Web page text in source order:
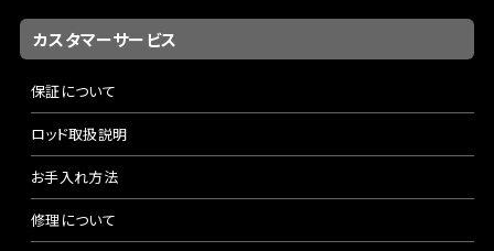
カスタマーサービス
保証について
ロッド取扱説明
お手入れ方法
修理について